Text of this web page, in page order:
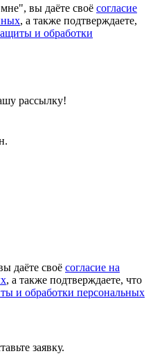
вы даёте своё согласие
, а также подтверждаете,
и обработки
рассылку!
даёте своё согласие на
, а также подтверждаете, что
и обработки персональных
заявку.